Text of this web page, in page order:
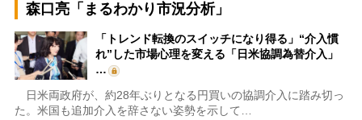
森口亮「まるわかり市況分析」
「トレンド転換のスイッチになり得る」“介入慣
れ”した市場心理を変える「日米協調為替介入」
…
日米両政府が、約28年ぶりとなる円買いの協調介入に踏み切っ
た。米国も追加介入を辞さない姿勢を示して…